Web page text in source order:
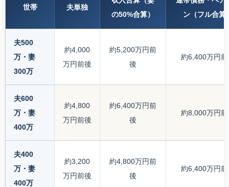
世帯 夫単独
の50%合算）
ン（フル合算
夫500
万・妻
300万
約4,000
万円前後
約5,200万円前
後
約6,400万円
夫600
万・妻
400万
約4,800
万円前後
約6,400万円前
後
約8,000万円
夫400
万・妻
400万
約3,200
万円前後
約4,800万円前
後
約6,400万円